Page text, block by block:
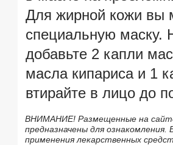
Для жирной кожи вы
специальную маску.
добавьте 2 капли
масла кипариса и 1
втирайте в лицо до
ВНИМАНИЕ! Размещенные на
предназначены для ознакомления.
применения лекарственных